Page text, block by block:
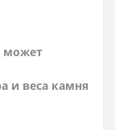
может
и веса камня